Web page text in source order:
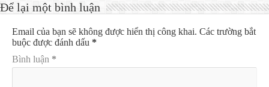
Để lại một bình luận
Email của bạn sẽ không được hiển thị công khai. Các trường bắt
buộc được đánh dấu *
Bình luận *